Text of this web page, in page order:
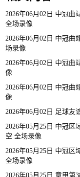
2026年06月02日 中冠
全场录像
2026年06月02日 中冠
场录像
2026年06月02日 中冠
像
2026年06月02日 中冠
像
2026年06月02日 足球友
2026年05月25日 中冠区
空 全场录像
2026年05月25日 中冠
全场录像
2026年05月25日 意甲第